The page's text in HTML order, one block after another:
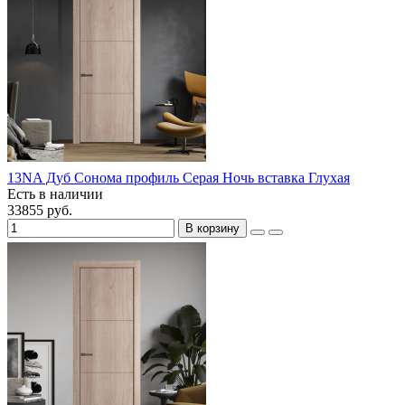
13NA Дуб Сонома профиль Серая Ночь вставка Глухая
Есть в наличии
33855 руб.
В корзину